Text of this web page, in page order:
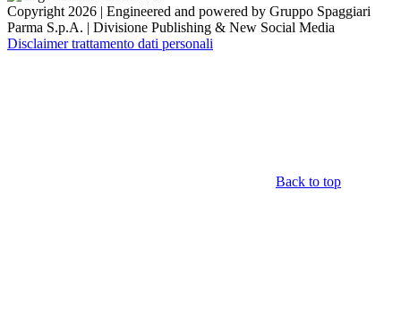
Copyright 2026 | Engineered and powered by Gruppo Spaggiari
Parma S.p.A. | Divisione Publishing & New Social Media
Disclaimer trattamento dati personali
Back to top